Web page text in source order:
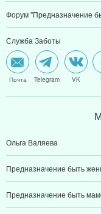
Форум "Предназначение
Служба Заботы
Почта Telegram VK
Ольга Валяева
Предназначение быть
Предназначение быть